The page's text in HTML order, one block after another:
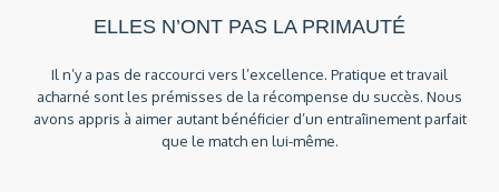
ELLES N’ONT PAS LA PRIMAUTÉ
Il n’y a pas de raccourci vers l’excellence. Pratique et travail
acharné sont les prémisses de la récompense du succès. Nous
avons appris à aimer autant bénéficier d’un entraîinement parfait
que le match en lui-même.